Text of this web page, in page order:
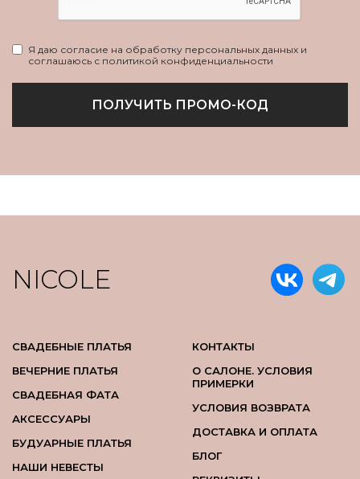
Я даю согласие на обработку персональных данных и
соглашаюсь с политикой конфиденциальности
ПОЛУЧИТЬ ПРОМО-КОД
NICOLE
СВАДЕБНЫЕ ПЛАТЬЯ
ВЕЧЕРНИЕ ПЛАТЬЯ
СВАДЕБНАЯ ФАТА
АКСЕССУАРЫ
БУДУАРНЫЕ ПЛАТЬЯ
НАШИ НЕВЕСТЫ
КОНТАКТЫ
О САЛОНЕ. УСЛОВИЯ
ПРИМЕРКИ
УСЛОВИЯ ВОЗВРАТА
ДОСТАВКА И ОПЛАТА
БЛОГ